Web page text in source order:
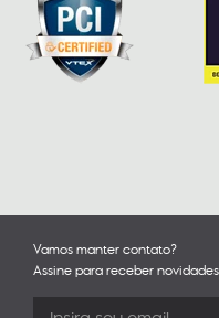
Vamos manter contato?
Assine para receber